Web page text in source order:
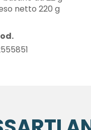
netto 220 g